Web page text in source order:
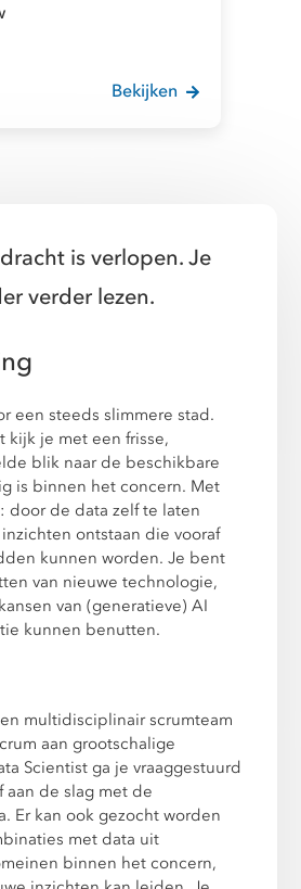
Bekijken
is verlopen. Je
verder lezen.
een steeds slimmere stad.
kijk je met een frisse,
blik naar de beschikbare
is binnen het concern. Met
door de data zelf te laten
ontstaan die vooraf
kunnen worden. Je bent
van nieuwe technologie,
van (generatieve) AI
kunnen benutten.
multidisciplinair scrumteam
aan grootschalige
Scientist ga je vraaggestuurd
aan de slag met de
Er kan ook gezocht worden
met data uit
binnen het concern,